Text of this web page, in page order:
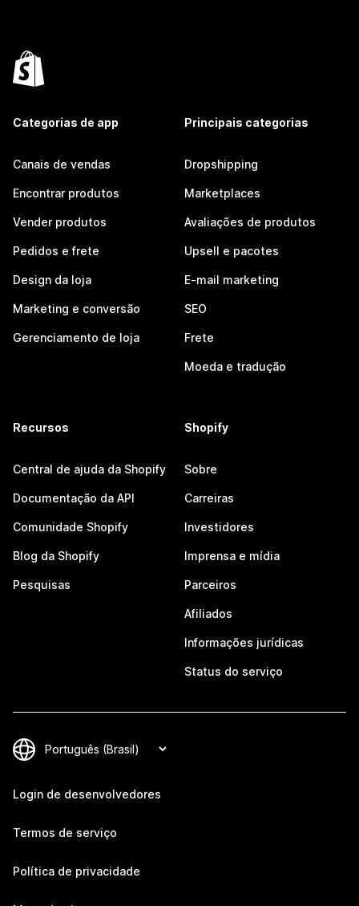
Categorias de app
Canais de vendas
Encontrar produtos
Vender produtos
Pedidos e frete
Design da loja
Marketing e conversão
Gerenciamento de loja
Principais categorias
Dropshipping
Marketplaces
Avaliações de produtos
Upsell e pacotes
E-mail marketing
SEO
Frete
Moeda e tradução
Recursos
Central de ajuda da Shopify
Documentação da API
Comunidade Shopify
Blog da Shopify
Pesquisas
Shopify
Sobre
Carreiras
Investidores
Imprensa e mídia
Parceiros
Afiliados
Informações jurídicas
Status do serviço
Login de desenvolvedores
Termos de serviço
Política de privacidade